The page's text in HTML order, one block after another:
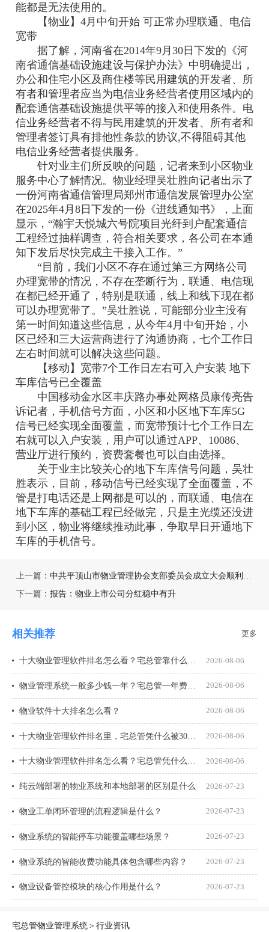
能都是无法使用的。
【物业】4月中旬开始 可正常办理联通、电信
宽带
据了解，河南省在2014年9月30日下发的《河
南省通信基础设施建设与保护办法》中明确提出，
办公和住宅小区及商住楼等民用建筑的开发者、所
有者和管理者应当为电信业务经营者使用区域内的
配套通信基础设施提供平等的接入和使用条件。电
信业务经营者不得与民用建筑的开发者、所有者和
管理者签订具有排他性条款的协议,不得阻碍其他
电信业务经营者提供服务。
针对业主们所反映的问题，记者来到小区物业
服务中心了解情况。物业经理吴壮胜向记者出示了
一份河南省通信管理局郑州市通信发展管理办公室
在2025年4月8日下发的一份《进线通知书》，上面
显示，“瀚宇天悦城六号院项目光纤到户配套通信
工程经过抽样调查，符合相关要求，各公司在本通
知下发后尽快完成主干接入工作。”
“目前，我们小区不存在通过第三方网络公司
办理宽带的情况，不存在垄断行为，联通、电信现
在都已经开通了，特别是联通，线上和线下现在都
可以办理宽带了。”吴壮胜说，可能部分业主没有
第一时间知道这些信息，从今年4月中旬开始，小
区已经和三大运营商进行了沟通协商，七个工作日
左右时间就可以解决这些问题。
【移动】宽带7个工作日左右可入户安装 地下
车库信号已全覆盖
中国移动金水区丰庆路办事处网格员康传亮告
诉记者，手机信号方面，小区和小区地下车库5G
信号已经实现全面覆盖，而宽带预计七个工作日左
右就可以入户安装，用户可以通过APP、10086、
营业厅进行预约，资费套餐也可以自由选择。
关于业主比较关心的地下车库信号问题，吴壮
胜表示，目前，移动信号已经实现了全面覆盖，不
管是打电话还是上网都是可以的，而联通、电信在
地下车库的基础工程已经做完，只是主光缆还没进
到小区，物业将继续推动此事，争取早日开通地下
车库的手机信号。
上一篇： 中共平顶山市物业管理协会支部委员会成立大会顺利召开
下一篇： 报告：物业上市公司分红稳中有升
相关推荐 更多
2026-08-06
2026-08-06
物业软件十大排名怎么看？ 2026-08-06
2026-08-06
十大物业管理软件排名怎么看？宅总管凭什么能进榜？ 2026-08-06
纯云端部署的物业系统和本地部署的区别是什么 2026-07-23
物业工单闭环管理的流程逻辑是什么？ 2026-07-23
物业系统的智能停车功能覆盖哪些场景？ 2026-07-23
物业系统的智能收费功能具体包含哪些内容？ 2026-07-23
物业设备管控模块的核心作用是什么？ 2026-07-23
宅总管物业管理系统＞行业资讯